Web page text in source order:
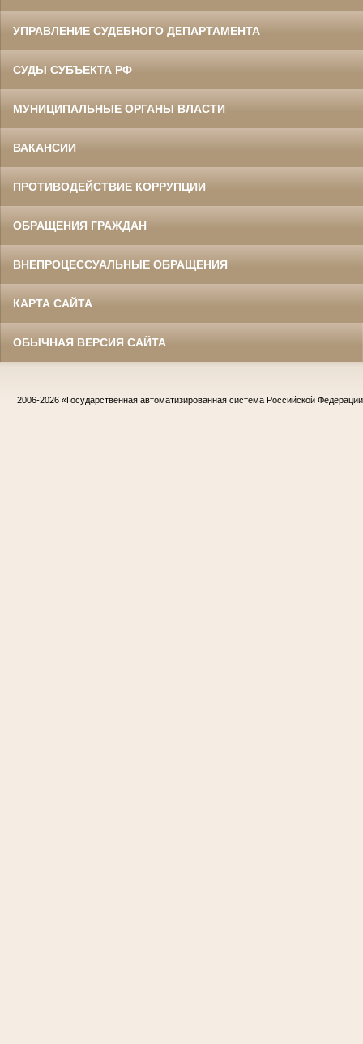
УПРАВЛЕНИЕ СУДЕБНОГО ДЕПАРТАМЕНТА
СУДЫ СУБЪЕКТА РФ
МУНИЦИПАЛЬНЫЕ ОРГАНЫ ВЛАСТИ
ВАКАНСИИ
ПРОТИВОДЕЙСТВИЕ КОРРУПЦИИ
ОБРАЩЕНИЯ ГРАЖДАН
ВНЕПРОЦЕССУАЛЬНЫЕ ОБРАЩЕНИЯ
КАРТА САЙТА
ОБЫЧНАЯ ВЕРСИЯ САЙТА
2006-2026 «Государственная автоматизированная система Российской